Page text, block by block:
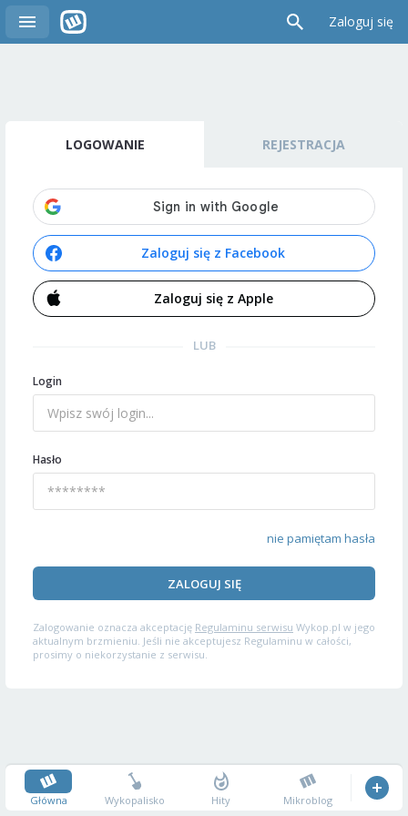
Zaloguj się
LOGOWANIE REJESTRACJA
Zaloguj się z Facebook
Zaloguj się z Apple
LUB
Login
Hasło
nie pamiętam hasła
ZALOGUJ SIĘ
Zalogowanie oznacza akceptację Regulaminu serwisu Wykop.pl w jego
aktualnym brzmieniu. Jeśli nie akceptujesz Regulaminu w całości,
prosimy o niekorzystanie z serwisu.
Główna Wykopalisko Hity Mikroblog